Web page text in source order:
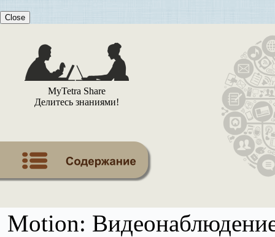
Close
MyTetra Share
Делитесь знаниями!
Motion: